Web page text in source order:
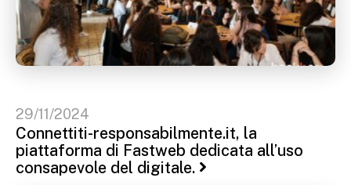
29/11/2024
Connettiti-responsabilmente.it, la
piattaforma di Fastweb dedicata all’uso
consapevole del digitale.